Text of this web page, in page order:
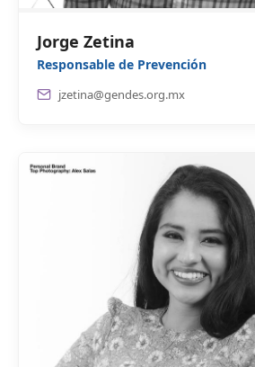
Jorge Zetina
Responsable de Prevención
jzetina@gendes.org.mx